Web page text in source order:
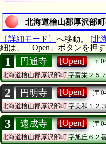
北海道檜山郡厚沢部
〔詳細モード〕 へ移動。 [北
細は、「Open」ボタンを押
1 円通寺 [Open]
[〒
北海道檜山郡厚沢部町字富栄２５
2 円明寺 [Open]
[〒
北海道檜山郡厚沢部町字美和１２
3 遠成寺 [Open]
[〒
北海道檜山郡厚沢部町字旭丘６２